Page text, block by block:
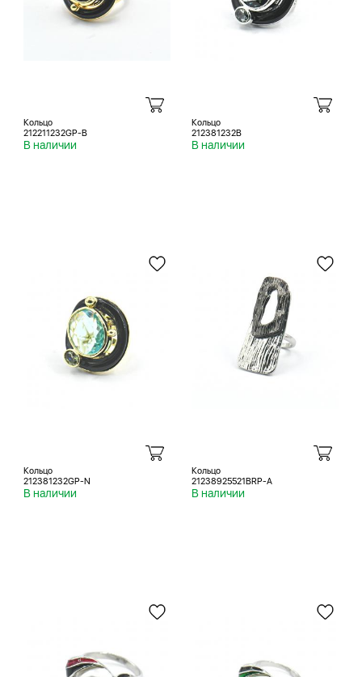
Кольцо
212211232GP-B
В наличии
Кольцо
212381232B
В наличии
Кольцо
212381232GP-N
В наличии
Кольцо
21238925521BRP-A
В наличии